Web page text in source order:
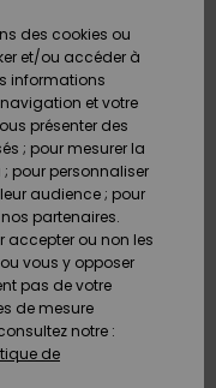
des cookies ou
et/ou accéder à
informations
et votre
présenter des
; pour mesurer la
pour personnaliser
audience ; pour
partenaires.
accepter ou non les
vous y opposer
pas de votre
de mesure
notre :
de